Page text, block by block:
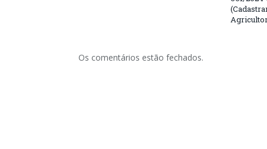
Os comentários estão fechados.